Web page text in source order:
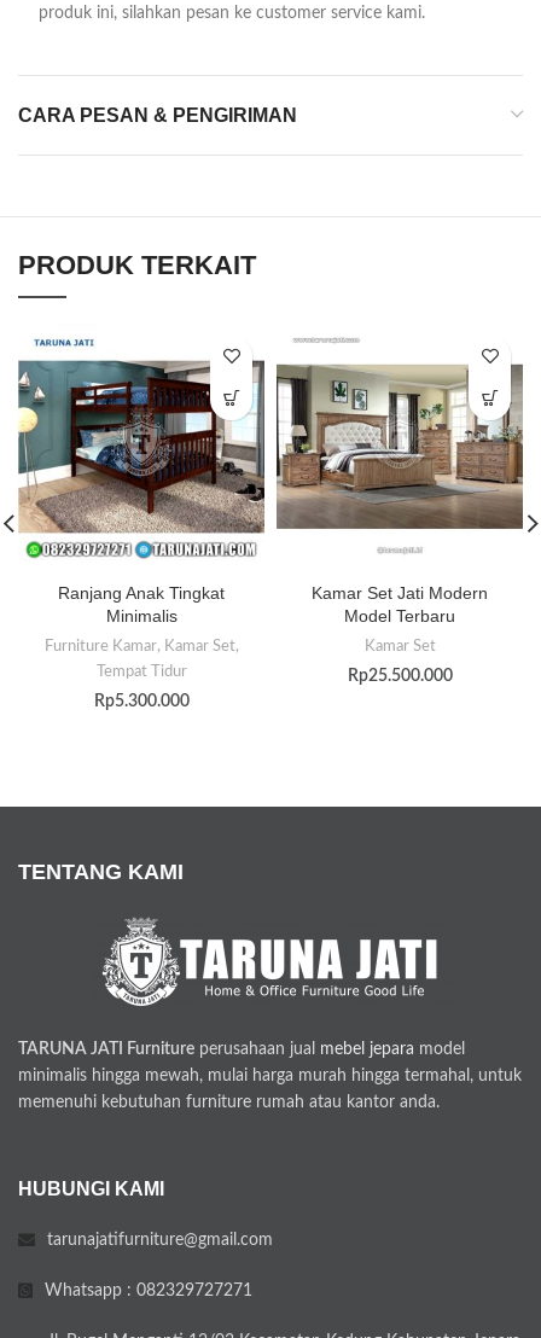
produk ini, silahkan pesan ke customer service kami.
CARA PESAN & PENGIRIMAN
PRODUK TERKAIT
Ranjang Anak Tingkat
Minimalis
Furniture Kamar, Kamar Set,
Tempat Tidur
Rp5.300.000
Kamar Set Jati Modern
Model Terbaru
Kamar Set
Rp25.500.000
TENTANG KAMI
TARUNA JATI Furniture perusahaan jual mebel jepara model
minimalis hingga mewah, mulai harga murah hingga termahal, untuk
memenuhi kebutuhan furniture rumah atau kantor anda.
HUBUNGI KAMI
tarunajatifurniture@gmail.com
Whatsapp : 082329727271